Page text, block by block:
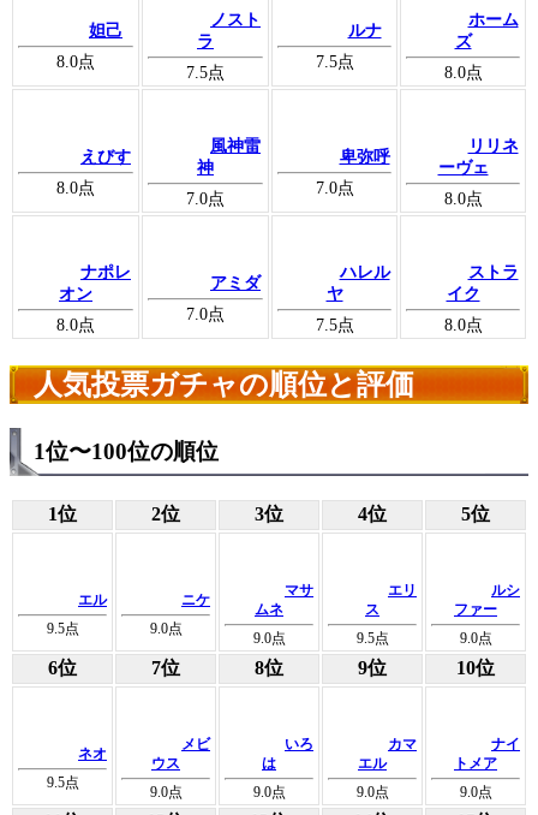
妲己
8.0点
ノスト
ラ
7.5点
ルナ
7.5点
ホーム
ズ
8.0点
えびす
8.0点
風神雷
神
7.0点
卑弥呼
7.0点
リリネ
ーヴェ
8.0点
ナポレ
オン
8.0点
アミダ
7.0点
ハレル
ヤ
7.5点
ストラ
イク
8.0点
人気投票ガチャの順位と評価
1位〜100位の順位
1位 2位 3位 4位 5位
エル
9.5点
ニケ
9.0点
マサ
ムネ
9.0点
エリ
ス
9.5点
ルシ
ファー
9.0点
6位 7位 8位 9位 10位
ネオ
9.5点
メビ
ウス
9.0点
いろ
は
9.0点
カマ
エル
9.0点
ナイ
トメア
9.0点